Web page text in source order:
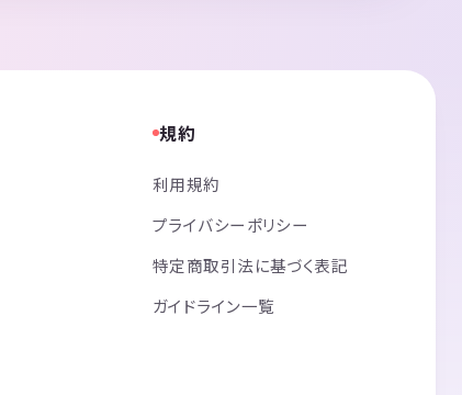
規約
利用規約
プライバシーポリシー
特定商取引法に基づく表記
ガイドライン一覧